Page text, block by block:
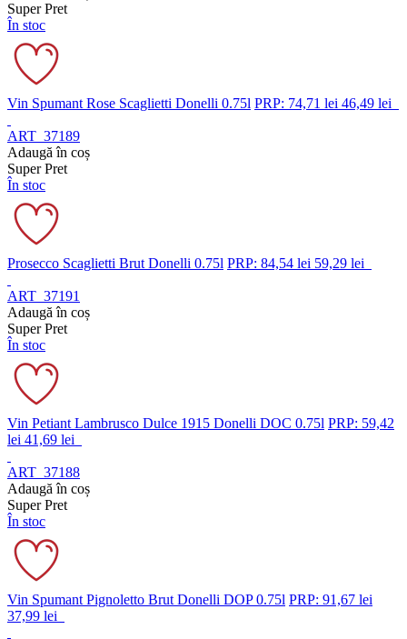
Super Pret
În stoc
Vin Spumant Rose Scaglietti Donelli 0.75l PRP: 74,71 lei 46,49 lei
ART_37189
Adaugă în coș
Super Pret
În stoc
Prosecco Scaglietti Brut Donelli 0.75l PRP: 84,54 lei 59,29 lei
ART_37191
Adaugă în coș
Super Pret
În stoc
Vin Petiant Lambrusco Dulce 1915 Donelli DOC 0.75l PRP: 59,42
lei 41,69 lei
ART_37188
Adaugă în coș
Super Pret
În stoc
Vin Spumant Pignoletto Brut Donelli DOP 0.75l PRP: 91,67 lei
37,99 lei